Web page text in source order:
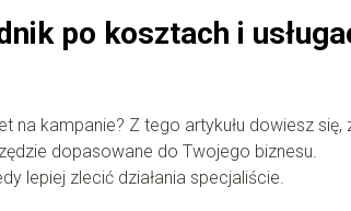
po kosztach i
na kampanie? Z tego artykułu dowiesz się,
dopasowane do Twojego biznesu.
lepiej zlecić działania specjaliście.